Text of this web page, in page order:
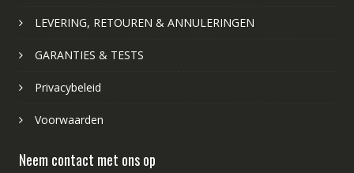
LEVERING, RETOUREN & ANNULERINGEN
GARANTIES & TESTS
Privacybeleid
Voorwaarden
Neem contact met ons op